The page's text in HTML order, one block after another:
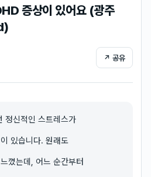
증상이 있어요 (광주
↗ 공유
정신적인 스트레스가
있습니다. 원래도
꼈는데, 어느 순간부터